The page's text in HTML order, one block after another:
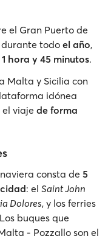
el Gran Puerto de
todo el año,
1 hora y 45 minutos.
Malta y Sicilia con
idónea
viaje de forma
consta de5
: el Saint John
Dolores, y los ferries
buques que
- Pozzallo son el